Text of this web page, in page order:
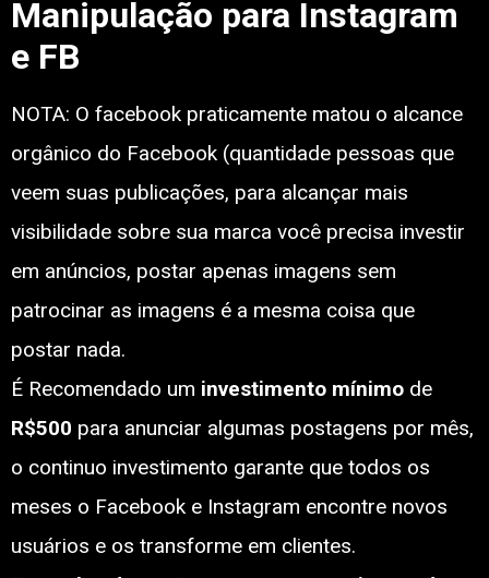
Manipulação para Instagram
e FB
NOTA: O facebook praticamente matou o alcance
orgânico do Facebook (quantidade pessoas que
veem suas publicações, para alcançar mais
visibilidade sobre sua marca você precisa investir
em anúncios, postar apenas imagens sem
patrocinar as imagens é a mesma coisa que
postar nada.
É Recomendado um investimento mínimo de
R$500 para anunciar algumas postagens por mês,
o continuo investimento garante que todos os
meses o Facebook e Instagram encontre novos
usuários e os transforme em clientes.